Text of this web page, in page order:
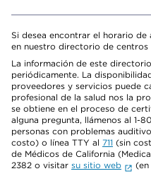
Si desea encontrar el horario
en nuestro directorio de centros
La información de este
periódicamente. La
proveedores y servicios puede
profesional de la salud nos la
se obtiene en el proceso de
alguna pregunta, llámenos al 1-
personas con problemas
costo) o línea TTY al 711 (sin
de Médicos de California
2382 o visitar su sitio web
(en